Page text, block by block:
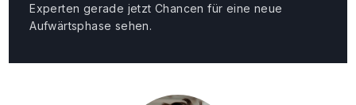
Experten gerade jetzt Chancen für eine neue
Aufwärtsphase sehen.